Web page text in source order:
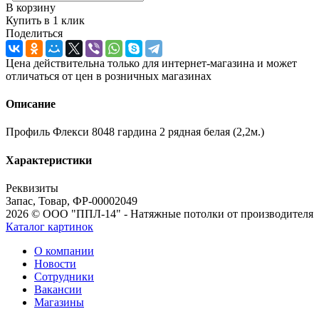
В корзину
Купить в 1 клик
Поделиться
Цена действительна только для интернет-магазина и может
отличаться от цен в розничных магазинах
Описание
Профиль Флекси 8048 гардина 2 рядная белая (2,2м.)
Характеристики
Реквизиты
Запас, Товар, ФР-00002049
2026 © ООО "ППЛ-14" - Натяжные потолки от производителя
Каталог картинок
О компании
Новости
Сотрудники
Вакансии
Магазины